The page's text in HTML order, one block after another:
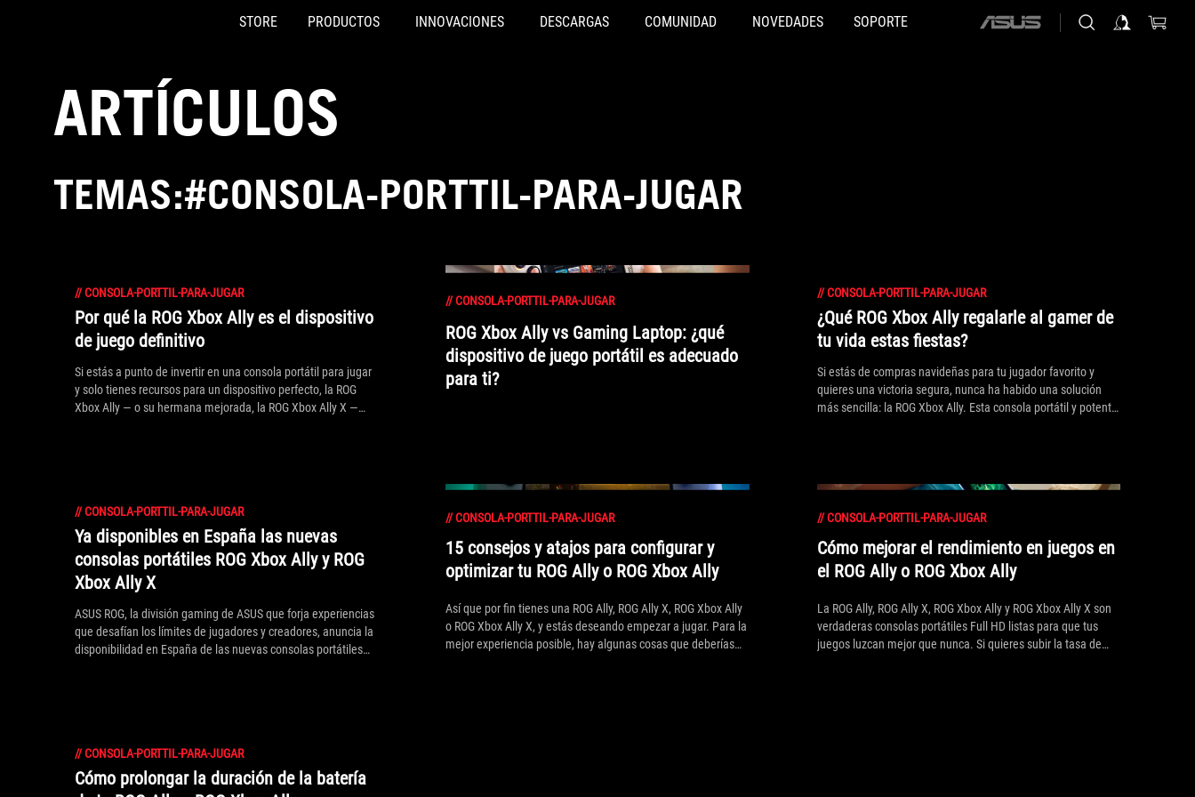
STORE PRODUCTOS INNOVACIONES DESCARGAS COMUNIDAD NOVEDADES SOPORTE
ASUS
ARTÍCULOS
TEMAS:#CONSOLA-PORTTIL-PARA-JUGAR
//CONSOLA-PORTTIL-PARA-JUGAR
Por qué la ROG Xbox Ally es el dispositivo
de juego definitivo
Si estás a punto de invertir en una consola portátil para jugar
y solo tienes recursos para un dispositivo perfecto, la ROG
Xbox Ally — o su hermana mejorada, la ROG Xbox Ally X —
para cualquier jugador que necesite una solución integral
para juegos.
//CONSOLA-PORTTIL-PARA-JUGAR
ROG Xbox Ally vs Gaming Laptop: ¿qué
dispositivo de juego portátil es adecuado
para ti?
// CONSOLA-PORTTIL-PARA-JUGAR
¿Qué ROG Xbox Ally regalarle al gamer de
tu vida estas fiestas?
Si estás de compras navideñas para tu jugador favorito y
quieres una victoria segura, nunca ha habido una solución
más sencilla: la ROG Xbox Ally. Esta consola portátil y potente
//CONSOLA-PORTTIL-PARA-JUGAR
Ya disponibles en España las nuevas
consolas portátiles ROG Xbox Ally y ROG
Xbox Ally X
ASUS ROG, la división gaming de ASUS que forja experiencias
que desafían los límites de jugadores y creadores, anuncia la
disponibilidad en España de las nuevas consolas portátiles
//CONSOLA-PORTTIL-PARA-JUGAR
15 consejos y atajos para configurar y
optimizar tu ROG Ally o ROG Xbox Ally
Así que por fin tienes una ROG Ally, ROG Ally X, ROG Xbox Ally
o ROG Xbox Ally X, y estás deseando empezar a jugar. Para la
mejor experiencia posible, hay algunas cosas que deberías
// CONSOLA-PORTTIL-PARA-JUGAR
Cómo mejorar el rendimiento en juegos en
el ROG Ally o ROG Xbox Ally
La ROG Ally, ROG Ally X, ROG Xbox Ally y ROG Xbox Ally X son
verdaderas consolas portátiles Full HD listas para que tus
juegos luzcan mejor que nunca. Si quieres subir la tasa de
//CONSOLA-PORTTIL-PARA-JUGAR
Cómo prolongar la duración de la batería